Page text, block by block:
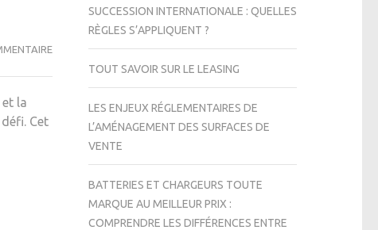
QUELS
CRITÈRES
PRENDRE
COMPTE
la
Cet
SUCCESSION INTERNATIONALE : QUELLES
RÈGLES S’APPLIQUENT ?
TOUT SAVOIR SUR LE LEASING
LES ENJEUX RÉGLEMENTAIRES DE
L’AMÉNAGEMENT DES SURFACES DE
VENTE
BATTERIES ET CHARGEURS TOUTE
MARQUE AU MEILLEUR PRIX :
COMPRENDRE LES DIFFÉRENCES ENTRE